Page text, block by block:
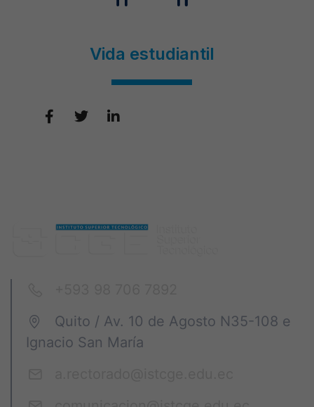
Vida estudiantil
Quito / Av. 10 de Agosto N35-108 e
Ignacio San María